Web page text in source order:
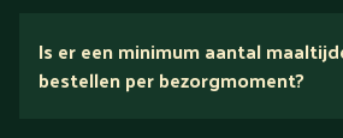
Is er een minimum aantal
bestellen per bezorgmoment?